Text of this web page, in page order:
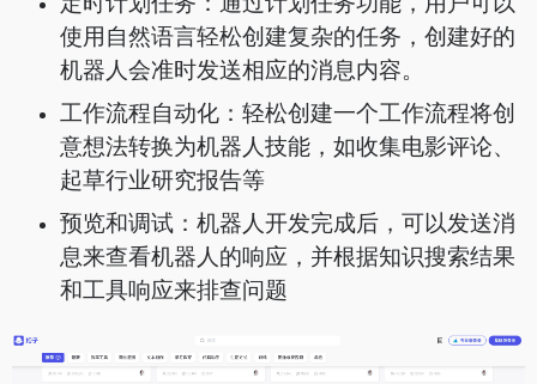
使用自然语言轻松创建复杂的任务，创建好的
机器人会准时发送相应的消息内容。
工作流程自动化：轻松创建一个工作流程将创
意想法转换为机器人技能，如收集电影评论、
起草行业研究报告等
预览和调试：机器人开发完成后，可以发送消
息来查看机器人的响应，并根据知识搜索结果
和工具响应来排查问题